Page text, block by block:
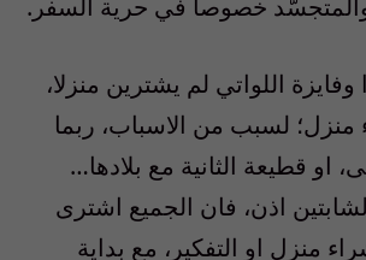
وفايزة اللواتي لم يشترين منزلا،
منزل؛ لسبب من الاسباب، ربما
او قطيعة الثانية مع بلادها…
اذن، فان الجميع اشترى
منزل او التفكير، مع بداية